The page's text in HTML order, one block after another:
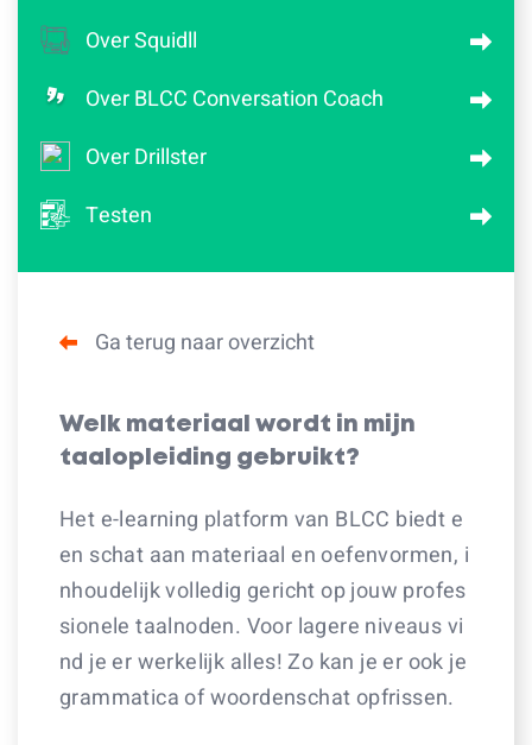
Over Squidll
Over BLCC Conversation Coach
Over Drillster
Testen
Ga terug naar overzicht
Welk materiaal wordt in mijn
taalopleiding gebruikt?
Het e-learning platform van BLCC biedt e
en schat aan materiaal en oefenvormen, i
nhoudelijk volledig gericht op jouw profes
sionele taalnoden. Voor lagere niveaus vi
nd je er werkelijk alles! Zo kan je er ook je
grammatica of woordenschat opfrissen.